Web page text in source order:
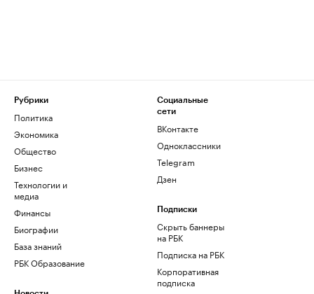
Рубрики
Политика
Экономика
Общество
Бизнес
Технологии и
медиа
Финансы
Биографии
База знаний
РБК Образование
Социальные
сети
ВКонтакте
Одноклассники
Telegram
Дзен
Подписки
Скрыть баннеры
на РБК
Подписка на РБК
Корпоративная
подписка